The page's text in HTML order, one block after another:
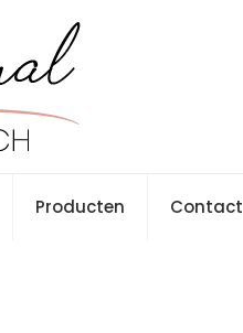
Producten Contact